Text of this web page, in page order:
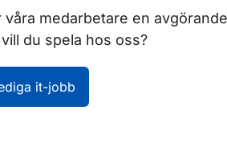
våra medarbetare en
du spela hos oss?
it-jobb